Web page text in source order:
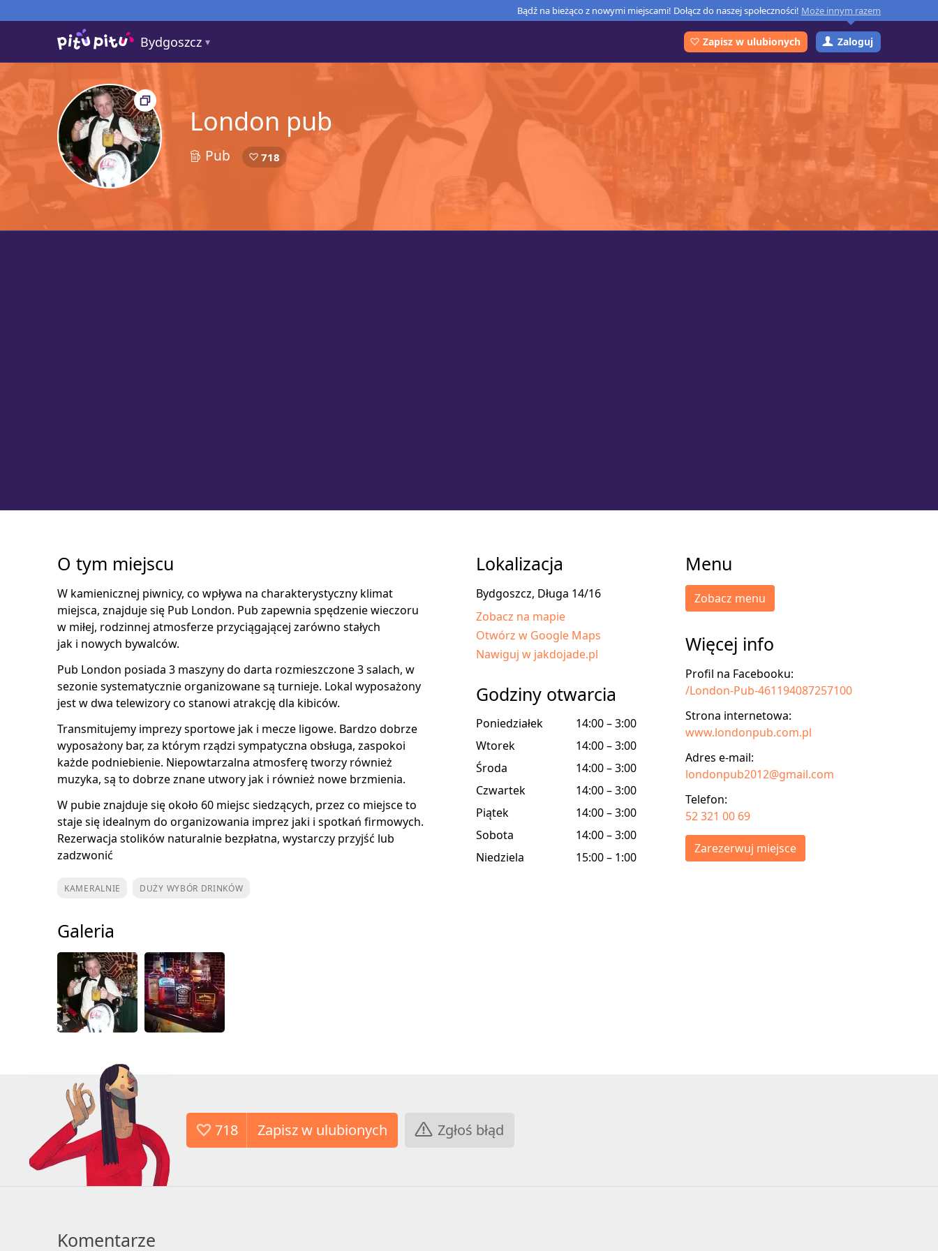
Bądź na bieżąco z nowymi miejscami! Dołącz do naszej społeczności! Może innym razem
Bydgoszcz Zaloguj
London pub
2 Pub 718
O tym miejscu
W kamienicznej piwnicy, co wpływa na charakterystyczny klimat
miejsca, znajduje się Pub London. Pub zapewnia spędzenie wieczoru
w miłej, rodzinnej atmosferze przyciągającej zarówno stałych
jak i nowych bywalców.
Pub London posiada 3 maszyny do darta rozmieszczone 3 salach, w
sezonie systematycznie organizowane są turnieje. Lokal wyposażony
jest w dwa telewizory co stanowi atrakcję dla kibiców.
Transmitujemy imprezy sportowe jak i mecze ligowe. Bardzo dobrze
wyposażony bar, za którym rządzi sympatyczna obsługa, zaspokoi
każde podniebienie. Niepowtarzalna atmosferę tworzy również
muzyka, są to dobrze znane utwory jak i również nowe brzmienia.
W pubie znajduje się około 60 miejsc siedzących, przez co miejsce to
staje się idealnym do organizowania imprez jaki i spotkań firmowych.
Rezerwacja stolików naturalnie bezpłatna, wystarczy przyjść lub
zadzwonić
KAMERALNIE DUŻY WYBÓR DRINKÓW
Galeria
Lokalizacja
Bydgoszcz, Długa 14/16
Zobacz na mapie
Otwórz w Google Maps
Nawiguj w jakdojade.pl
Godziny otwarcia
Poniedziałek
14:00 – 3:00
Wtorek
14:00 – 3:00
Środa
14:00 – 3:00
Czwartek
14:00 – 3:00
Piątek
14:00 – 3:00
Sobota
14:00 – 3:00
Niedziela
15:00 – 1:00
Menu
Zobacz menu
Więcej info
Profil na Facebooku:
/London-Pub-461194087257100
Strona internetowa:
www.londonpub.com.pl
Adres e-mail:
londonpub2012@gmail.com
Telefon:
52 321 00 69
Zarezerwuj miejsce
718 Zgłoś błąd
Komentarze